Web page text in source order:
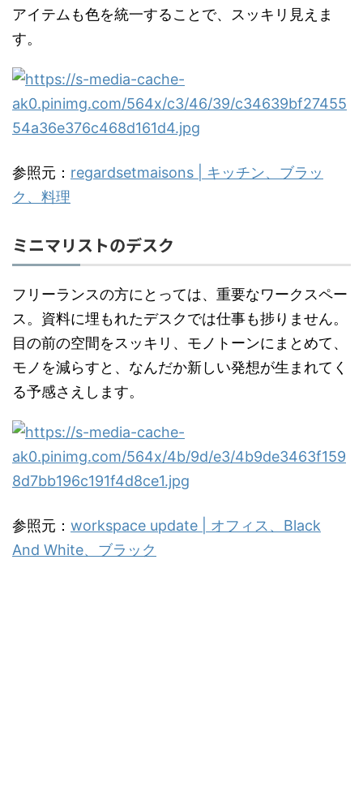
アイテムも色を統一することで、スッキリ見えま
す。
参照元： regardsetmaisons | キッチン、ブラッ
ク、料理
ミニマリストのデスク
フリーランスの方にとっては、重要なワークスペー
ス。資料に埋もれたデスクでは仕事も捗りません。
目の前の空間をスッキリ、モノトーンにまとめて、
モノを減らすと、なんだか新しい発想が生まれてく
る予感さえします。
参照元： workspace update | オフィス、Black
And White、ブラック